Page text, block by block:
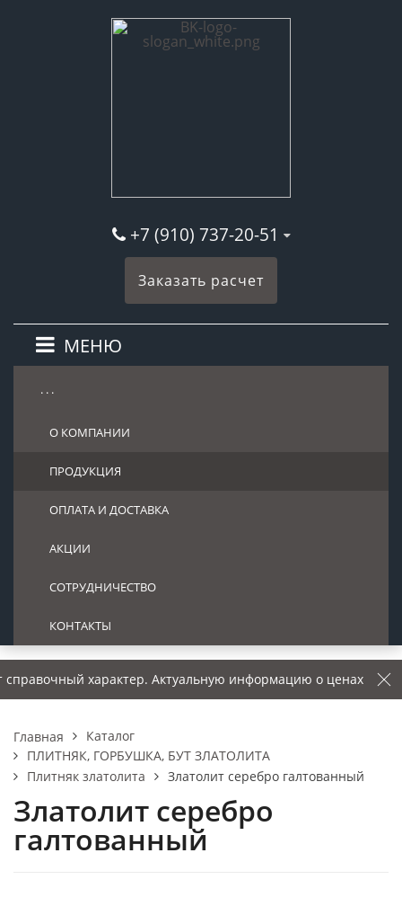
+7 (910) 737-20-51
Заказать расчет
МЕНЮ
. . .
О КОМПАНИИ
ПРОДУКЦИЯ
ОПЛАТА И ДОСТАВКА
АКЦИИ
СОТРУДНИЧЕСТВО
КОНТАКТЫ
характер. Актуальную информацию о ценах – уточняйте у
Главная
Каталог
ПЛИТНЯК, ГОРБУШКА, БУТ ЗЛАТОЛИТА
Плитняк златолита
Златолит серебро галтованный
Златолит серебро
галтованный